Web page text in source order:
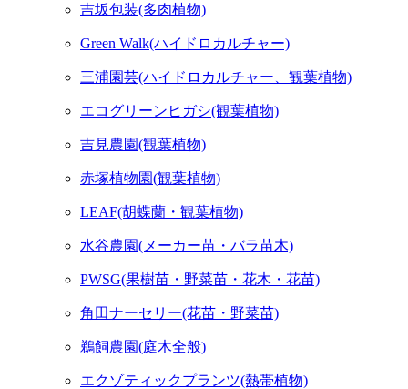
吉坂包装(多肉植物)
Green Walk(ハイドロカルチャー)
三浦園芸(ハイドロカルチャー、観葉植物)
エコグリーンヒガシ(観葉植物)
吉見農園(観葉植物)
赤塚植物園(観葉植物)
LEAF(胡蝶蘭・観葉植物)
水谷農園(メーカー苗・バラ苗木)
PWSG(果樹苗・野菜苗・花木・花苗)
角田ナーセリー(花苗・野菜苗)
鵜飼農園(庭木全般)
エクゾティックプランツ(熱帯植物)